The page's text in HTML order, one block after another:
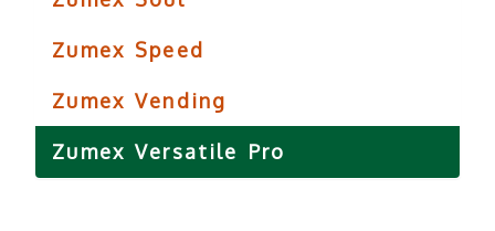
Zumex Speed
Zumex Vending
Zumex Versatile Pro